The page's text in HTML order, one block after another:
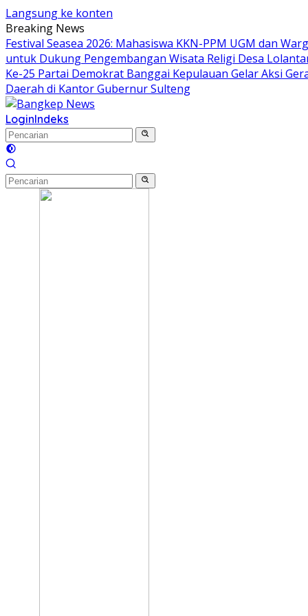
Langsung ke konten
Breaking News
Festival Seasea 2026: Mahasiswa KKN-PPM UGM dan
untuk Dukung Pengembangan Wisata Religi Desa
Ke-25 Partai Demokrat Banggai Kepulauan Gelar Aksi
Daerah di Kantor Gubernur Sulteng
LoginIndeks